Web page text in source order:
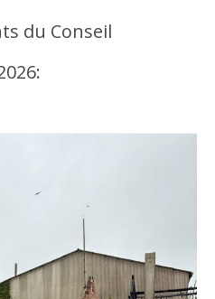
du Conseil